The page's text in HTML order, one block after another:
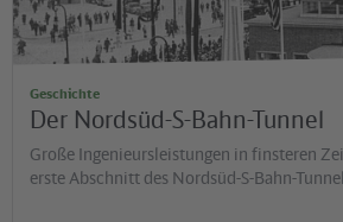
Geschichte
Der Nordsüd-S-Bahn-Tunnel
Große Ingenieursleistungen in finsteren
erste Abschnitt des Nordsüd-S-Bahn-